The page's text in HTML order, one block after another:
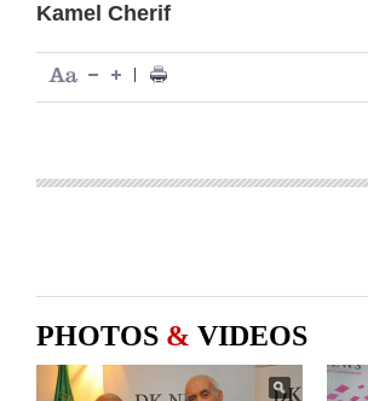
Kamel Cherif
PHOTOS & VIDEOS